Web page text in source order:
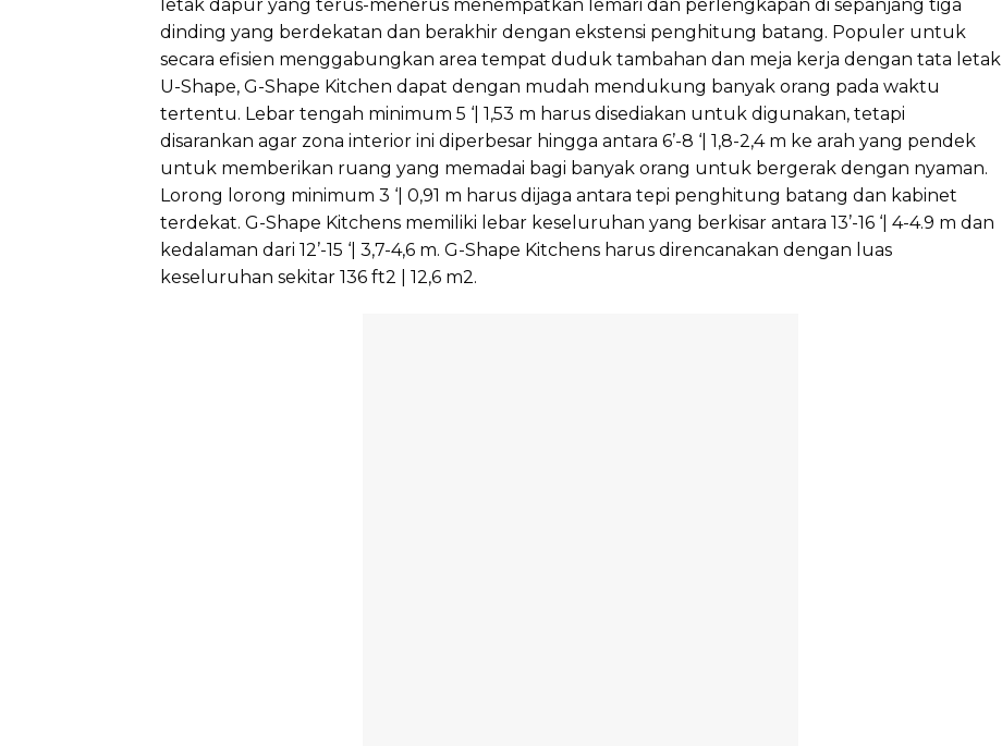
letak dapur yang terus-menerus menempatkan lemari dan perlengkapan di sepanjang tiga
dinding yang berdekatan dan berakhir dengan ekstensi penghitung batang. Populer untuk
secara efisien menggabungkan area tempat duduk tambahan dan meja kerja dengan tata letak
U-Shape, G-Shape Kitchen dapat dengan mudah mendukung banyak orang pada waktu
tertentu. Lebar tengah minimum 5 ‘| 1,53 m harus disediakan untuk digunakan, tetapi
disarankan agar zona interior ini diperbesar hingga antara 6’-8 ‘| 1,8-2,4 m ke arah yang pendek
untuk memberikan ruang yang memadai bagi banyak orang untuk bergerak dengan nyaman.
Lorong lorong minimum 3 ‘| 0,91 m harus dijaga antara tepi penghitung batang dan kabinet
terdekat. G-Shape Kitchens memiliki lebar keseluruhan yang berkisar antara 13’-16 ‘| 4-4.9 m dan
kedalaman dari 12’-15 ‘| 3,7-4,6 m. G-Shape Kitchens harus direncanakan dengan luas
keseluruhan sekitar 136 ft2 | 12,6 m2.